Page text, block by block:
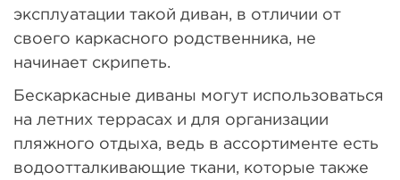
эксплуатации такой диван, в отличии от
своего каркасного родственника, не
начинает скрипеть.
Бескаркасные диваны могут использоваться
на летних террасах и для организации
пляжного отдыха, ведь в ассортименте есть
водоотталкивающие ткани, которые также